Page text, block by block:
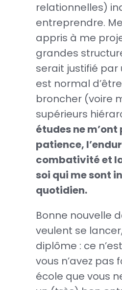
relationnelles)
entreprendre.
appris à me
grandes
serait justifié par
est normal
broncher (voire
supérieurs
études ne
patience,
combativité et
soi qui me sont
quotidien.
Bonne nouvelle
veulent se
diplôme : ce
vous n’avez pas
école que vous